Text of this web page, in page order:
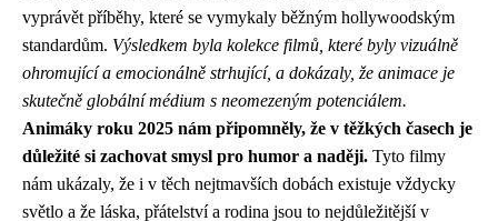
vyprávět příběhy, které se vymykaly běžným hollywoodským
standardům. Výsledkem byla kolekce filmů, které byly vizuálně
ohromující a emocionálně strhující, a dokázaly, že animace je
skutečně globální médium s neomezeným potenciálem.
Animáky roku 2025 nám připomněly, že v těžkých časech je
důležité si zachovat smysl pro humor a naději. Tyto filmy
nám ukázaly, že i v těch nejtmavších dobách existuje vždycky
světlo a že láska, přátelství a rodina jsou to nejdůležitější v